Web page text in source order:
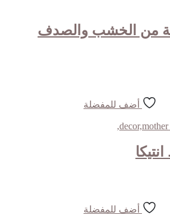
من الخشب والصدف
أضف للمفضلة
أضف للمفضلة